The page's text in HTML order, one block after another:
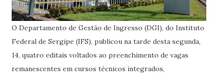
O Departamento de Gestão de Ingresso (DGI), do Instituto
Federal de Sergipe (IFS), publicou na tarde desta segunda,
14, quatro editais voltados ao preenchimento de vagas
remanescentes em cursos técnicos integrados,